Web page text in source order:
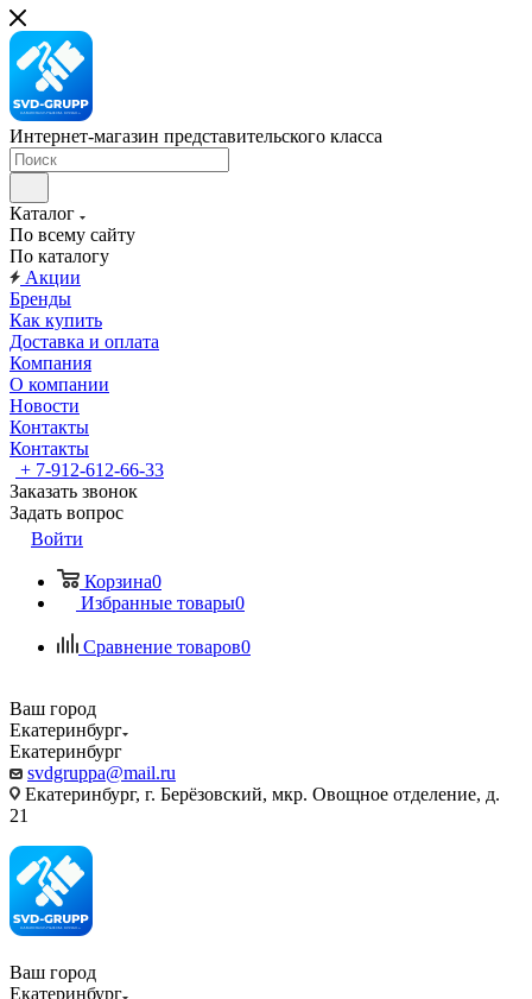
Интернет-магазин представительского класса
Каталог
По всему сайту
По каталогу
Акции
Бренды
Как купить
Доставка и оплата
Компания
О компании
Новости
Контакты
Контакты
+ 7-912-612-66-33
Заказать звонок
Задать вопрос
Войти
Корзина0
Избранные товары0
Сравнение товаров0
Ваш город
Екатеринбург
Екатеринбург
svdgruppa@mail.ru
Екатеринбург, г. Берёзовский, мкр. Овощное отделение, д.
21
Ваш город
Екатеринбург